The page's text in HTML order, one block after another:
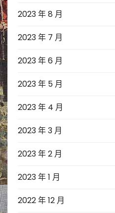
2023 年 8 月
2023 年 7 月
2023 年 6 月
2023 年 5 月
2023 年 4 月
2023 年 3 月
2023 年 2 月
2023 年 1 月
2022 年 12 月